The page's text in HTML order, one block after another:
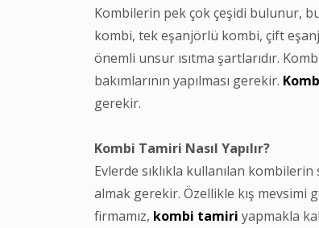
Kombilerin pek çok çeşidi bulunur,
kombi, tek eşanjörlü kombi, çift
önemli unsur ısıtma şartlarıdır.
bakımlarının yapılması gerekir.
gerekir.
Kombi Tamiri Nasıl Yapılır?
Evlerde sıklıkla kullanılan
almak gerekir. Özellikle kış mevsimi
firmamız, kombi tamiri yapmakla